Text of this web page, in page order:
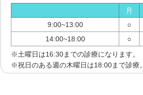
月
9:00~13:00
○
14:00~18:00
○
※土曜日は16:30までの診療になります。
※祝日のある週の木曜日は18:00まで診療。